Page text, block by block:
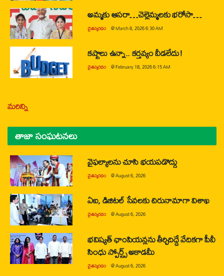
అమ్మకు ఆసరా…చెల్లెమ్మలకు భరోసా…
చైతన్యరధం @March 8, 2026 6:30 AM
కష్టాలు ఉన్నా.. కర్తవ్యం వీడలేదు!
చైతన్యరధం @February 18, 2026 6:15 AM
మరిన్ని
తాజా సంఘటనలు
వైఫల్యాలను చూసి భయపడొద్దు
చైతన్యరధం @August 6, 2026
ఏఐ, డిజిటల్ సేవలకు చిరునామాగా విశాఖ
చైతన్యరధం @August 6, 2026
భవిష్యత్ ఛాంపియన్లను తీర్చిదిద్దే వేదికగా పీవీ
సింధు స్పోర్ట్స్ అకాడమీ
చైతన్యరధం @August 6, 2026